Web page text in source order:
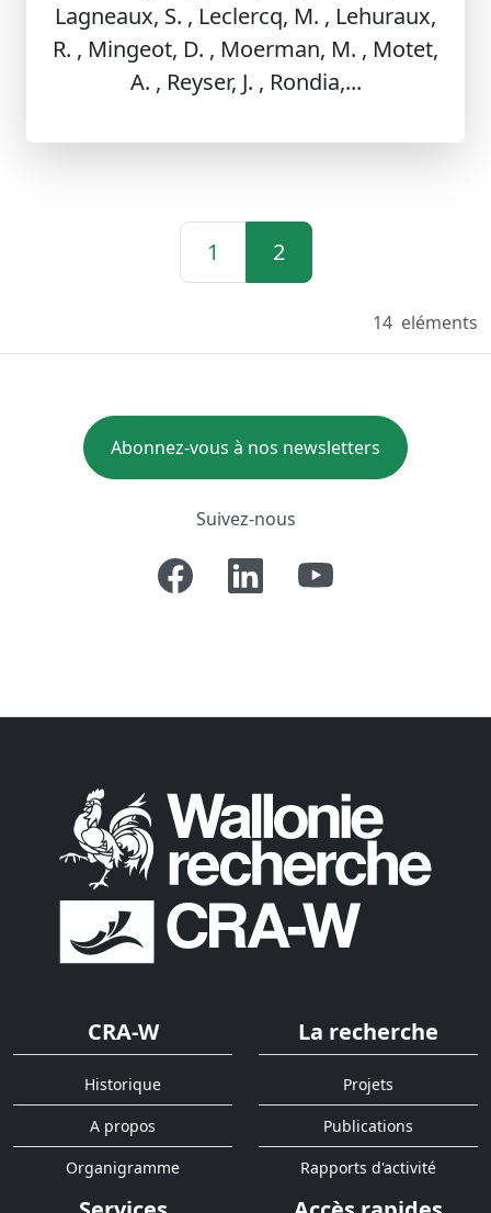
Lagneaux, S. , Leclercq, M. , Lehuraux,
R. , Mingeot, D. , Moerman, M. , Motet,
A. , Reyser, J. , Rondia,...
1 2
14 eléments
Abonnez-vous à nos newsletters
Suivez-nous
CRA-W
Historique
A propos
Organigramme
La recherche
Projets
Publications
Rapports d'activité